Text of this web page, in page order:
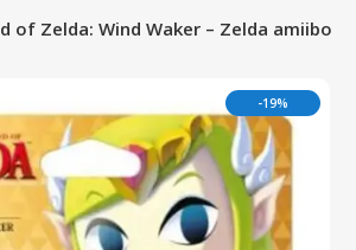
of Zelda: Wind Waker – Zelda amiibo
-19%